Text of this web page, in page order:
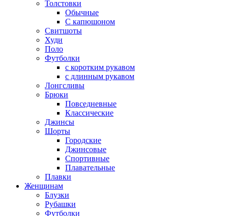
Толстовки
Обычные
С капюшоном
Свитшоты
Худи
Поло
Футболки
с коротким рукавом
с длинным рукавом
Лонгсливы
Брюки
Повседневные
Классические
Джинсы
Шорты
Городские
Джинсовые
Спортивные
Плавательные
Плавки
Женщинам
Блузки
Рубашки
Футболки